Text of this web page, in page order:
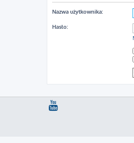
Nazwa użytkownika:
Hasło: